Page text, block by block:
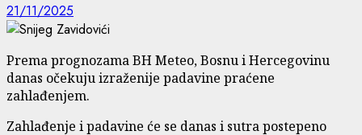
21/11/2025
Prema prognozama BH Meteo, Bosnu i Hercegovinu
danas očekuju izraženije padavine praćene
zahlađenjem.
Zahlađenje i padavine će se danas i sutra postepeno